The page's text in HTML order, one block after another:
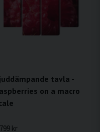
tavla -
on a macro
kr